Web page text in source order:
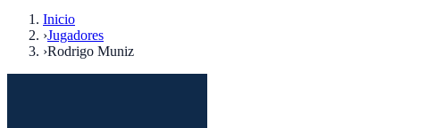
Inicio
›Jugadores
›Rodrigo Muniz